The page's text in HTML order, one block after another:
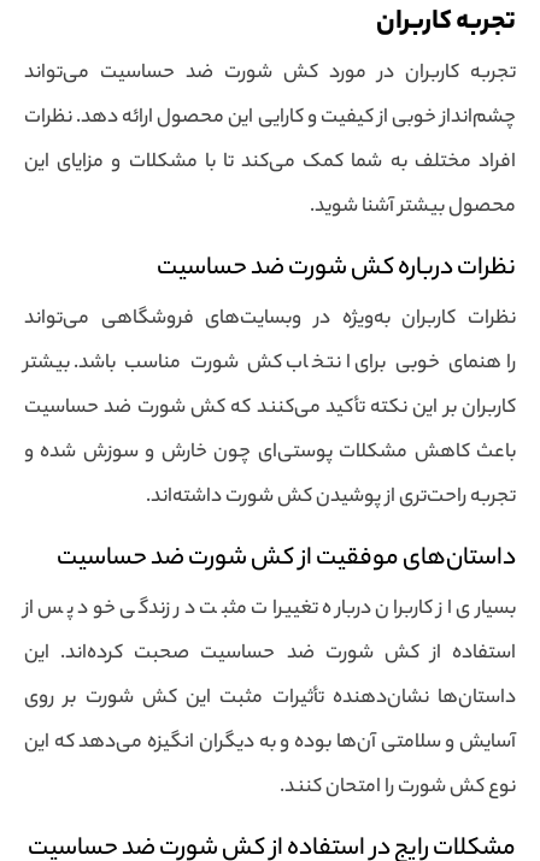
تجربه کاربران
تجربه کاربران در مورد کش شورت ضد حساسیت می‌تواند
چشم‌انداز خوبی از کیفیت و کارایی این محصول ارائه دهد. نظرات
افراد مختلف به شما کمک می‌کند تا با مشکلات و مزایای این
محصول بیشتر آشنا شوید.
نظرات درباره کش شورت ضد حساسیت
نظرات کاربران به‌ویژه در وبسایت‌های فروشگاهی می‌تواند
راهنمای خوبی برای انتخاب کش شورت مناسب باشد. بیشتر
کاربران بر این نکته تأکید می‌کنند که کش شورت ضد حساسیت
باعث کاهش مشکلات پوستی‌ای چون خارش و سوزش شده و
تجربه راحت‌تری از پوشیدن کش شورت داشته‌اند.
داستان‌های موفقیت از کش شورت ضد حساسیت
بسیاری از کاربران درباره تغییرات مثبت در زندگی خود پس از
استفاده از کش شورت ضد حساسیت صحبت کرده‌اند. این
داستان‌ها نشان‌دهنده تأثیرات مثبت این کش شورت بر روی
آسایش و سلامتی آن‌ها بوده و به دیگران انگیزه می‌دهد که این
نوع کش شورت را امتحان کنند.
مشکلات رایج در استفاده از کش شورت ضد حساسیت